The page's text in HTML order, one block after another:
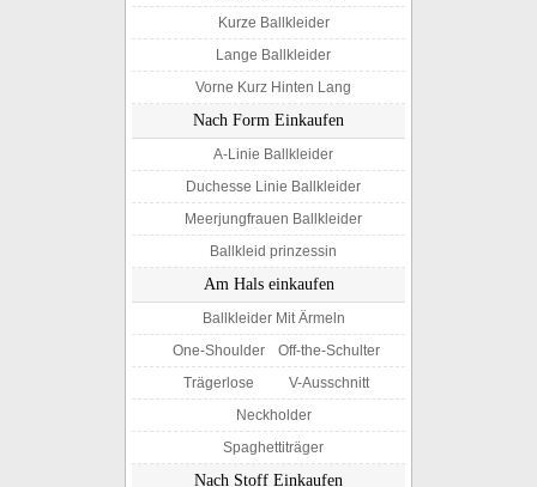
Kurze Ballkleider
Lange Ballkleider
Vorne Kurz Hinten Lang
Nach Form Einkaufen
A-Linie Ballkleider
Duchesse Linie Ballkleider
Meerjungfrauen Ballkleider
Ballkleid prinzessin
Am Hals einkaufen
Ballkleider Mit Ärmeln
One-Shoulder
Off-the-Schulter
Trägerlose
V-Ausschnitt
Neckholder
Spaghettiträger
Nach Stoff Einkaufen